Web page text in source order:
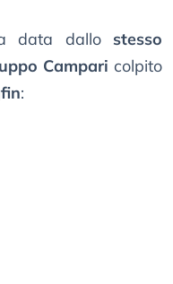
data dallo stesso
Campari colpito
: